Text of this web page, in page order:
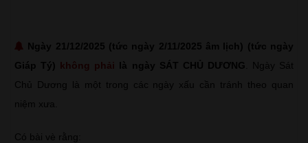
Ngày 21/12/2025 (tức ngày 2/11/2025 âm lịch) (tức ngày
Giáp Tý) không phải là ngày SÁT CHỦ DƯƠNG . Ngày Sát
Chủ Dương là một trong các ngày xấu cần tránh theo quan
niệm xưa.
Có bài vè rằng: